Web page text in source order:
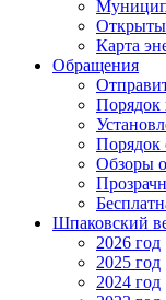
Карта
Обращения
Порядок
Порядок
Обзоры
Шпаковский
2026 год
2025 год
2024 год